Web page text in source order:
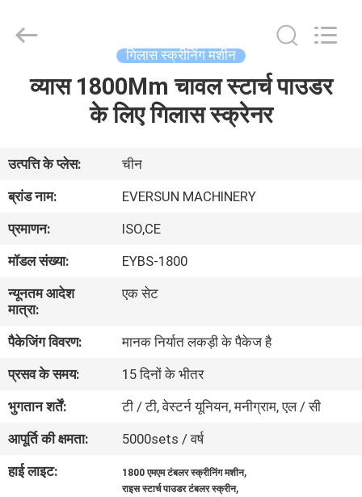
वीआर
दिखाएँ
हमारे
बारे
में
कारखाना
भ्रमण
गुणवत्ता
गिलास स्क्रीनिंग मशीन
व्यास 1800Mm चावल स्टार्च पाउडर
के लिए गिलास स्क्रेनर
उत्पत्ति के प्लेस:
चीन
ब्रांड नाम:
EVERSUN MACHINERY
प्रमाणन:
ISO,CE
मॉडल संख्या:
EYBS-1800
न्यूनतम आदेश
मात्रा:
एक सेट
पैकेजिंग विवरण:
मानक निर्यात लकड़ी के पैकेज है
प्रसव के समय:
15 दिनों के भीतर
भुगतान शर्तें:
टी / टी, वेस्टर्न यूनियन, मनीग्राम, एल / सी
आपूर्ति की क्षमता:
5000sets / वर्ष
हाई लाइट:
1800 एमएम टंबलर स्क्रीनिंग मशीन,
राइस स्टार्च पाउडर टंबलर स्क्रीन,